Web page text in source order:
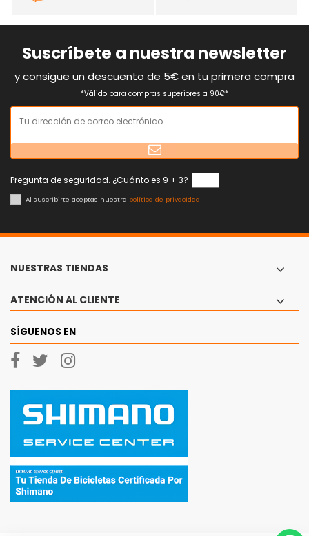
Suscríbete a nuestra newsletter
y consigue un descuento de 5€ en tu primera compra
*Válido para compras superiores a 90€*
Pregunta de seguridad. ¿Cuánto es 9 + 3?
Al suscribirte aceptas nuestra política de privacidad
NUESTRAS TIENDAS
ATENCIÓN AL CLIENTE
SÍGUENOS EN